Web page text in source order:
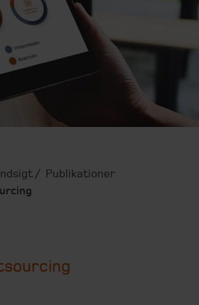
Publikationer